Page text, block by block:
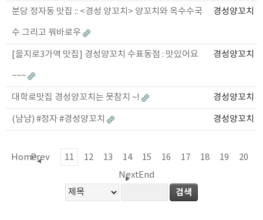
분당 정자동 맛집 :: <경성 양꼬치> 양꼬치와 옥수수국
수 그리고 꿔바로우
경성양꼬치
[을지로3가역 맛집] 경성양꼬치 수표동점 : 맛있어요
~~~
경성양꼬치
대학로맛집 경성양꼬치는 못참지 ~! 경성양꼬치
(냠냠) #정자 #경성양꼬치 경성양꼬치
HomePrev 11 12 13 14 15 16 17 18 19
20
NextEnd